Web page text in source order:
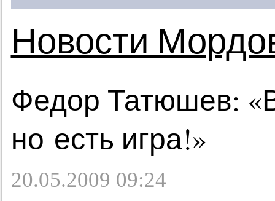
Новости
Федор Татюшев:
но есть игра!»
20.05.2009 09:24